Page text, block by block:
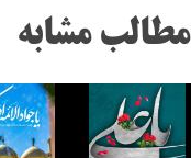
مطالب مشابه